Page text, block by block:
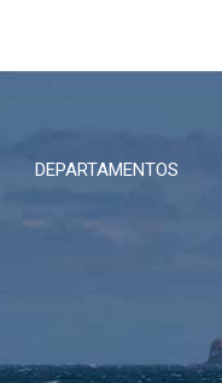
DEPARTAMENTOS